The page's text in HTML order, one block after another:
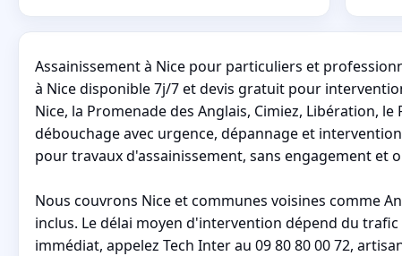
Assainissement à Nice pour particuliers et
à Nice disponible 7j/7 et devis gratuit pour
Nice, la Promenade des Anglais, Cimiez, Libération,
débouchage avec urgence, dépannage et
pour travaux d'assainissement, sans engagement et
Nous couvrons Nice et communes voisines comme
inclus. Le délai moyen d'intervention dépend du
immédiat, appelez Tech Inter au 09 80 80 00 72,